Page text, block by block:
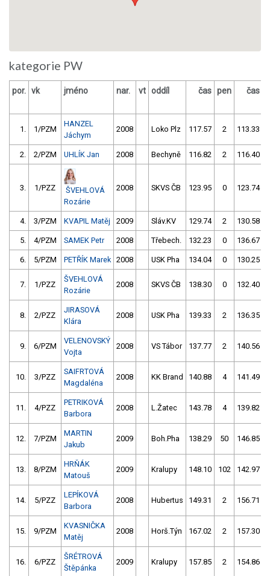
kategorie PW
por. vk jméno nar. vt oddíl čas pen čas
1. 1/PZM
HANZEL
Jáchym
2008 Loko Plz 117.57 2 113.33
2. 2/PZM UHLÍK Jan 2008 Bechyně 116.82 2 116.40
3. 1/PZZ
ŠVEHLOVÁ
Rozárie
2008 SKVS ČB 123.95 0 123.74
4. 3/PZM KVAPIL Matěj 2009 Sláv.KV 129.74 2 130.58
5. 4/PZM SAMEK Petr 2008 Třebech. 132.23 0 136.67
6. 5/PZM PETŘÍK Marek 2008 USK Pha 134.04 0 130.25
7. 1/PZZ
ŠVEHLOVÁ
Rozárie
2008 SKVS ČB 138.30 0 132.40
8. 2/PZZ
JIRASOVÁ
Klára
2008 USK Pha 139.33 2 136.35
9. 6/PZM
VELENOVSKÝ
Vojta
2008 VS Tábor 137.77 2 140.56
10. 3/PZZ
SAIFRTOVÁ
Magdaléna
2008 KK Brand 140.88 4 141.49
11. 4/PZZ
PETRIKOVÁ
Barbora
2008 L.Žatec 143.78 4 139.82
12. 7/PZM
MARTIN
Jakub
2009 Boh.Pha 138.29 50 146.85
13. 8/PZM
HRŇÁK
Matouš
2009 Kralupy 148.10 102 142.97
14. 5/PZZ
LEPÍKOVÁ
Barbora
2008 Hubertus 149.31 2 156.71
15. 9/PZM
KVASNIČKA
Matěj
2008 Horš.Týn 167.02 2 157.30
16. 6/PZZ
ŠRÉTROVÁ
Štěpánka
2009 Kralupy 157.85 2 154.86